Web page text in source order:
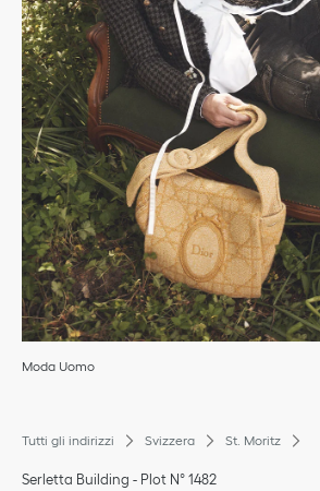
Moda Uomo
Tutti gli indirizzi Svizzera St. Moritz
Serletta Building - Plot N° 1482